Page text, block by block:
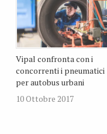
Vipal confronta con i
concorrenti i pneumatici
per autobus urbani
10 Ottobre 2017